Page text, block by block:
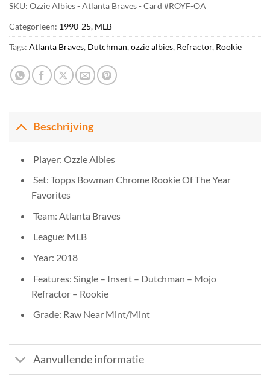
SKU: Ozzie Albies - Atlanta Braves - Card #ROYF-OA
Categorieën: 1990-25, MLB
Tags: Atlanta Braves, Dutchman, ozzie albies, Refractor, Rookie
Beschrijving
Player: Ozzie Albies
Set: Topps Bowman Chrome Rookie Of The Year
Favorites
Team: Atlanta Braves
League: MLB
Year: 2018
Features: Single – Insert – Dutchman – Mojo
Refractor – Rookie
Grade: Raw Near Mint/Mint
Aanvullende informatie